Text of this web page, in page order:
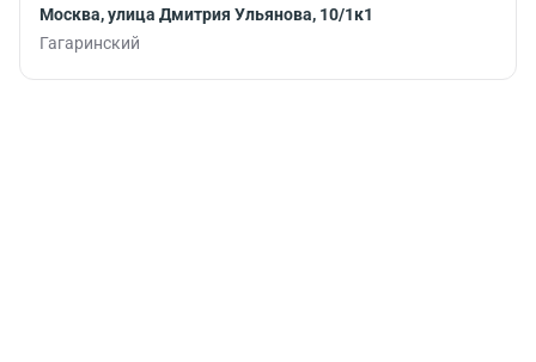
Москва, улица Дмитрия Ульянова, 10/1к1
Гагаринский